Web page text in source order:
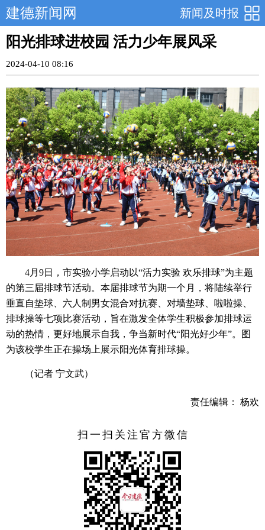
新闻及时报
建德新闻网
阳光排球进校园 活力少年展风采
2024-04-10 08:16
4月9日，市实验小学启动以“活力实验 欢乐排球”为主题
的第三届排球节活动。本届排球节为期一个月，将陆续举行
垂直自垫球、六人制男女混合对抗赛、对墙垫球、啦啦操、
排球操等七项比赛活动，旨在激发全体学生积极参加排球运
动的热情，更好地展示自我，争当新时代“阳光好少年”。图
为该校学生正在操场上展示阳光体育排球操。
（记者 宁文武）
责任编辑： 杨欢
扫一扫关注官方微信